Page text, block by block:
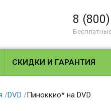
8
СКИДКИ И ГАРАНТИЯ
/DVD /Пиноккио* на DVD